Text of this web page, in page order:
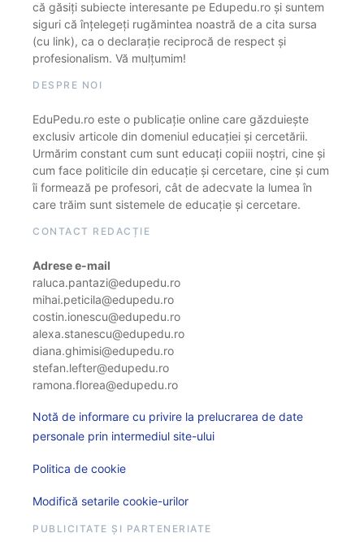
că găsiți subiecte interesante pe Edupedu.ro și suntem
siguri că înțelegeți rugămintea noastră de a cita sursa
(cu link), ca o declarație reciprocă de respect și
profesionalism. Vă mulțumim!
DESPRE NOI
EduPedu.ro este o publicație online care găzduiește
exclusiv articole din domeniul educației și cercetării.
Urmărim constant cum sunt educați copiii noștri, cine și
cum face politicile din educație și cercetare, cine și cum
îi formează pe profesori, cât de adecvate la lumea în
care trăim sunt sistemele de educație și cercetare.
CONTACT REDACȚIE
Adrese e-mail
raluca.pantazi@edupedu.ro
mihai.peticila@edupedu.ro
costin.ionescu@edupedu.ro
alexa.stanescu@edupedu.ro
diana.ghimisi@edupedu.ro
stefan.lefter@edupedu.ro
ramona.florea@edupedu.ro
Notă de informare cu privire la prelucrarea de date
personale prin intermediul site-ului
Politica de cookie
Modifică setarile cookie-urilor
PUBLICITATE ȘI PARTENERIATE